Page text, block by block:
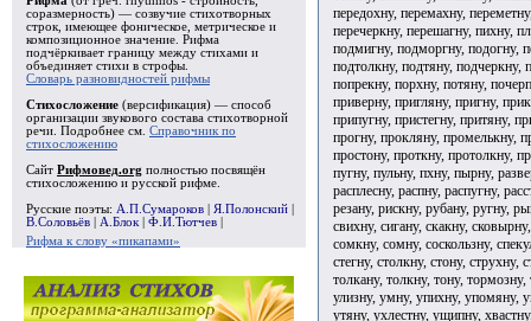
соразмерность) — созвучие стихотворных
строк, имеющее фоническое, метрическое и
композиционное значение. Рифма
подчёркивает границу между стихами и
объединяет стихи в строфы
Словарь разновидностей рифмы
Стихосложение (версификация) — способ
организации звукового состава стихотворной
речи. Подробнее см. Справочник по
стихосложению
Сайт Рифмовед.org полностью посвящён
стихосложению и русской рифме.
Русские поэты: А.П.Сумароков Я.Полонский
В.Соловьёв
А.Блок Ф.И.Тютчев
Рифма к слову «пикапами»
передохну, перемахну,
перечеркну, перешагну, пихну,
подмигну, подморгну, подогну,
подтолкну, подтяну,
попрекну, порхну, потяну,
приверну, пригляну, пригну,
припугну, пристегну, притяну,
прогну, прокляну, промелькну,
простону, проткну, протолкну,
пугну, пульну, пхну, пырну,
расплесну, распну, распугну,
резану, рискну, рубану, ругну,
свихну, сигану, скакну,
сомкну, сомну, соскользну,
стегну, столкну, стону, струхну,
толкану, толкну, тону,
улизну, умну, упихну, упомяну,
утяну, ухлестну, ущипну,